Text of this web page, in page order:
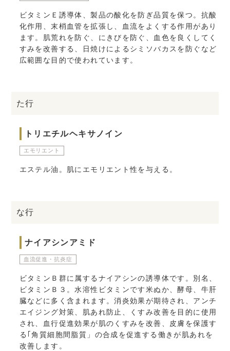
ビタミンＥ誘導体、製品の酸化を防ぎ品質を保つ。抗酸
化作用、末梢血管を拡張し、血流をよくする作用があり
ます。肌荒れを防ぐ、にきびを防ぐ、血色を良くしてく
すみを改善する、日焼けによるシミソバカスを防ぐなど
広範囲な目的で使われています。
た行
トリエチルヘキサノイン
エモリエント
エステル油。肌にエモリエント性を与える。
な行
ナイアシンアミド
血流促進・抗炎症
ビタミンＢ群に属するナイアシンの誘導体です。別名、
ビタミンＢ３。水溶性ビタミンです米ぬか、酵母、牛肝
臓などに多く含まれます。消炎効果が期待され、アンチ
エイジング対策、肌あれ防止、くすみ改善を目的に使用
され、血行促進効果が肌のくすみを改善、皮膚を保護す
る｢角質細胞間脂質」の合成を促進する働きが肌あれを
改善します。